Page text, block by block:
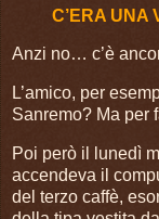
C’ERA UNA
Anzi no… c’è
L’amico, per
Sanremo? Ma per
Poi però il lunedì
accendeva il
del terzo caffè,